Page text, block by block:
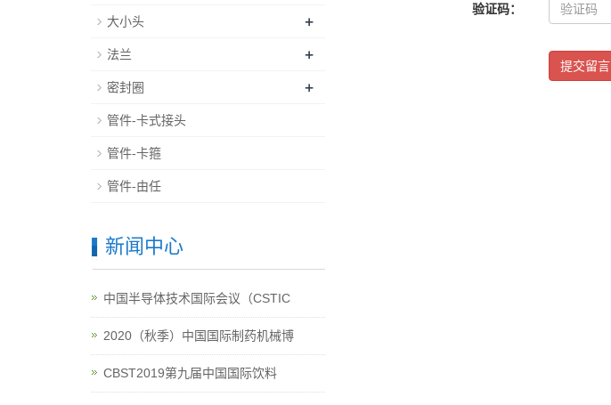
验证码：
提交留言
大小头 +
法兰 +
密封圈 +
管件-卡式接头
管件-卡箍
管件-由任
新闻中心
中国半导体技术国际会议（CSTIC
2020（秋季）中国国际制药机械博
CBST2019第九届中国国际饮料